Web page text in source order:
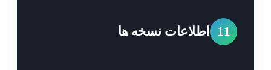
اطلاعات نسخه ها